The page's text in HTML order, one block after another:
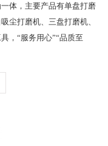
体，主要产品有单盘打磨
尘打磨机、三盘打磨机、
，“服务用心”“品质至